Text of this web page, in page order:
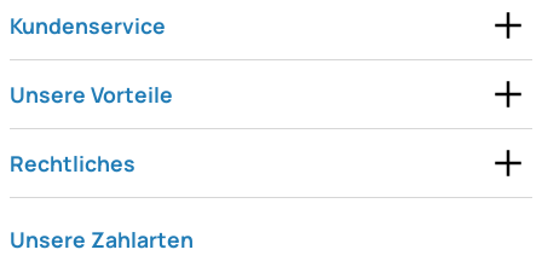
Kundenservice
Unsere Vorteile
Rechtliches
Unsere Zahlarten